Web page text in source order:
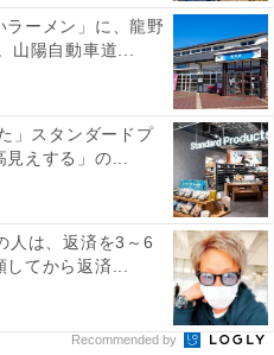
ラーメン」に、龍野
山陽自動車道...
」スタンダードプ
えする」の...
人は、返済を3～6
てから返済...
Recommended by